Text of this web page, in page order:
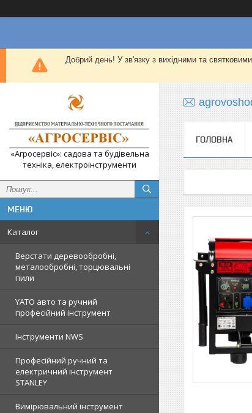
Добрий день! У зв'язку з вихідними та
«Агросервіс»: садова та будівельна
техніка, електроінструменти
Каталог
Верстати деревообробні,
металообробні, торцювальні
пили
YATO авто та ручний
професійний інструмент
Інструменти NWS
Професійний ручний та
електричний інструмент
STANLEY
Вимірювальний інструмент
ГОЛОВНА